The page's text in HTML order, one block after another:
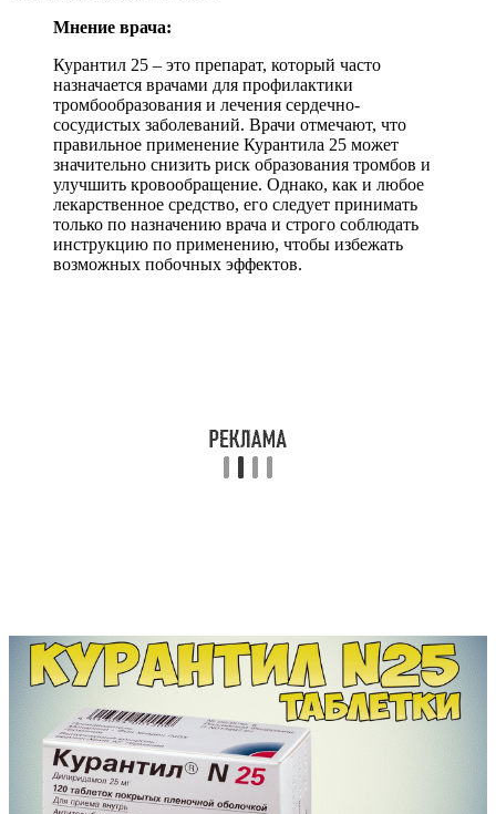
Мнение врача:
Курантил 25 – это препарат, который часто
назначается врачами для профилактики
тромбообразования и лечения сердечно-
сосудистых заболеваний. Врачи отмечают, что
правильное применение Курантила 25 может
значительно снизить риск образования тромбов и
улучшить кровообращение. Однако, как и любое
лекарственное средство, его следует принимать
только по назначению врача и строго соблюдать
инструкцию по применению, чтобы избежать
возможных побочных эффектов.